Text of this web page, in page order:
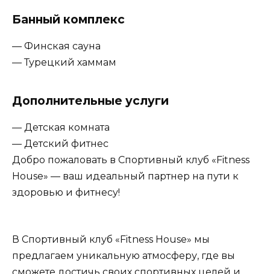
Банный комплекс
— Финская сауна
— Турецкий хаммам
Дополнительные услуги
— Детская комната
— Детский фитнес
Добро пожаловать в Спортивный клуб «Fitness
House» — ваш идеальный партнер на пути к
здоровью и фитнесу!
В Спортивный клуб «Fitness House» мы
предлагаем уникальную атмосферу, где вы